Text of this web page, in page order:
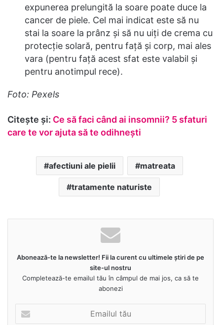
expunerea prelungită la soare poate duce la
cancer de piele. Cel mai indicat este să nu
stai la soare la prânz şi să nu uiţi de crema cu
protecţie solară, pentru faţă şi corp, mai ales
vara (pentru faţă acest sfat este valabil şi
pentru anotimpul rece).
Foto: Pexels
Citeşte şi: Ce să faci când ai insomnii? 5 sfaturi
care te vor ajuta să te odihneşti
afectiuni ale pielii matreata
tratamente naturiste
Abonează-te la newsletter! Fii la curent cu ultimele știri de pe
site-ul nostru
Completează-te emailul tău în câmpul de mai jos, ca să te
abonezi